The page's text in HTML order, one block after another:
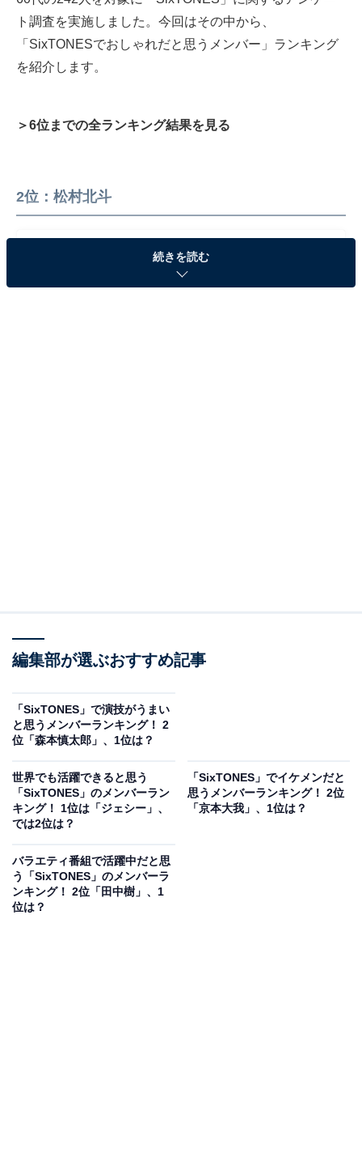
ト調査を実施しました。今回はその中から、
「SixTONESでおしゃれだと思うメンバー」ランキング
を紹介します。
＞6位までの全ランキング結果を見る
2位：松村北斗
2位にランクインしたのは、「
2009年にジャニーズ事務所に入所し、ジュニア時代から
ロン』『ライアー×ライアー』をはじめ、NHK朝の連続
テレビ小説『カムカムエヴリバディ』の雉真稔役で大き
な注目を集めます。
さらに、大ヒットアニメ映画『すずめの戸締まり』で主
要キャラクターの宗像草太の声優に大抜てきされること
続きを読む
編集部が選ぶおすすめ記事
「SixTONES」で演技がうまい
と思うメンバーランキング！ 2
位「森本慎太郎」、1位は？
世界でも活躍できると思う
「SixTONES」のメンバーラン
キング！ 1位は「ジェシー」、
では2位は？
「SixTONES」でイケメンだと
思うメンバーランキング！ 2位
「京本大我」、1位は？
バラエティ番組で活躍中だと思
う「SixTONES」のメンバーラ
ンキング！ 2位「田中樹」、1
位は？